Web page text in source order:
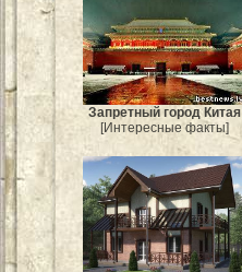
Запретный город Китая
[Интересные факты]